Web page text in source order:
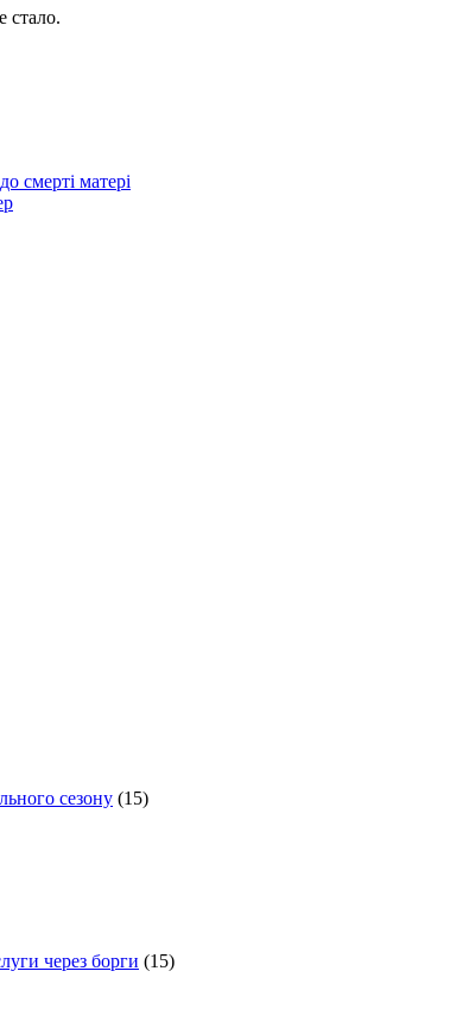
стало.
смерті матері
сезону (15)
через борги (15)